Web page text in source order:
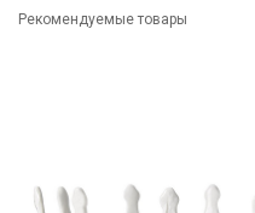
Рекомендуемые товары